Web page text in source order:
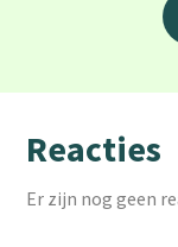
Reacties
Er zijn nog geen